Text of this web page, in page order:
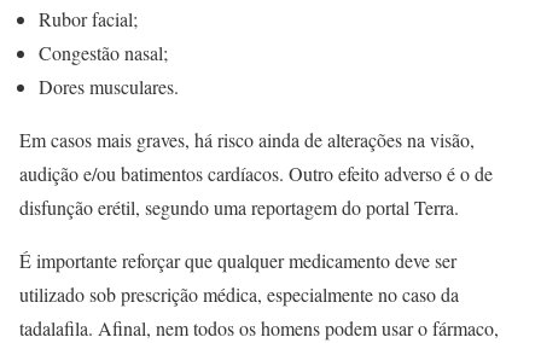
Rubor facial;
Congestão nasal;
Dores musculares.
Em casos mais graves, há risco ainda de alterações na visão,
audição e/ou batimentos cardíacos. Outro efeito adverso é o de
disfunção erétil, segundo uma reportagem do portal Terra.
É importante reforçar que qualquer medicamento deve ser
utilizado sob prescrição médica, especialmente no caso da
tadalafila. Afinal, nem todos os homens podem usar o fármaco,